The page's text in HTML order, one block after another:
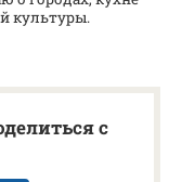
культуры.
с